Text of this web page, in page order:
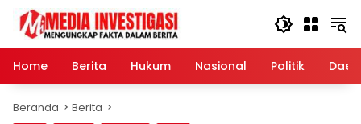
Langsung
konten
Home
Berita Hukum Nasional Politik
Beranda Berita